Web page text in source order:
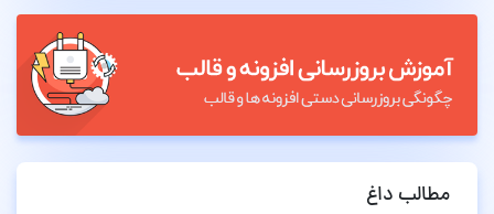
مطالب داغ